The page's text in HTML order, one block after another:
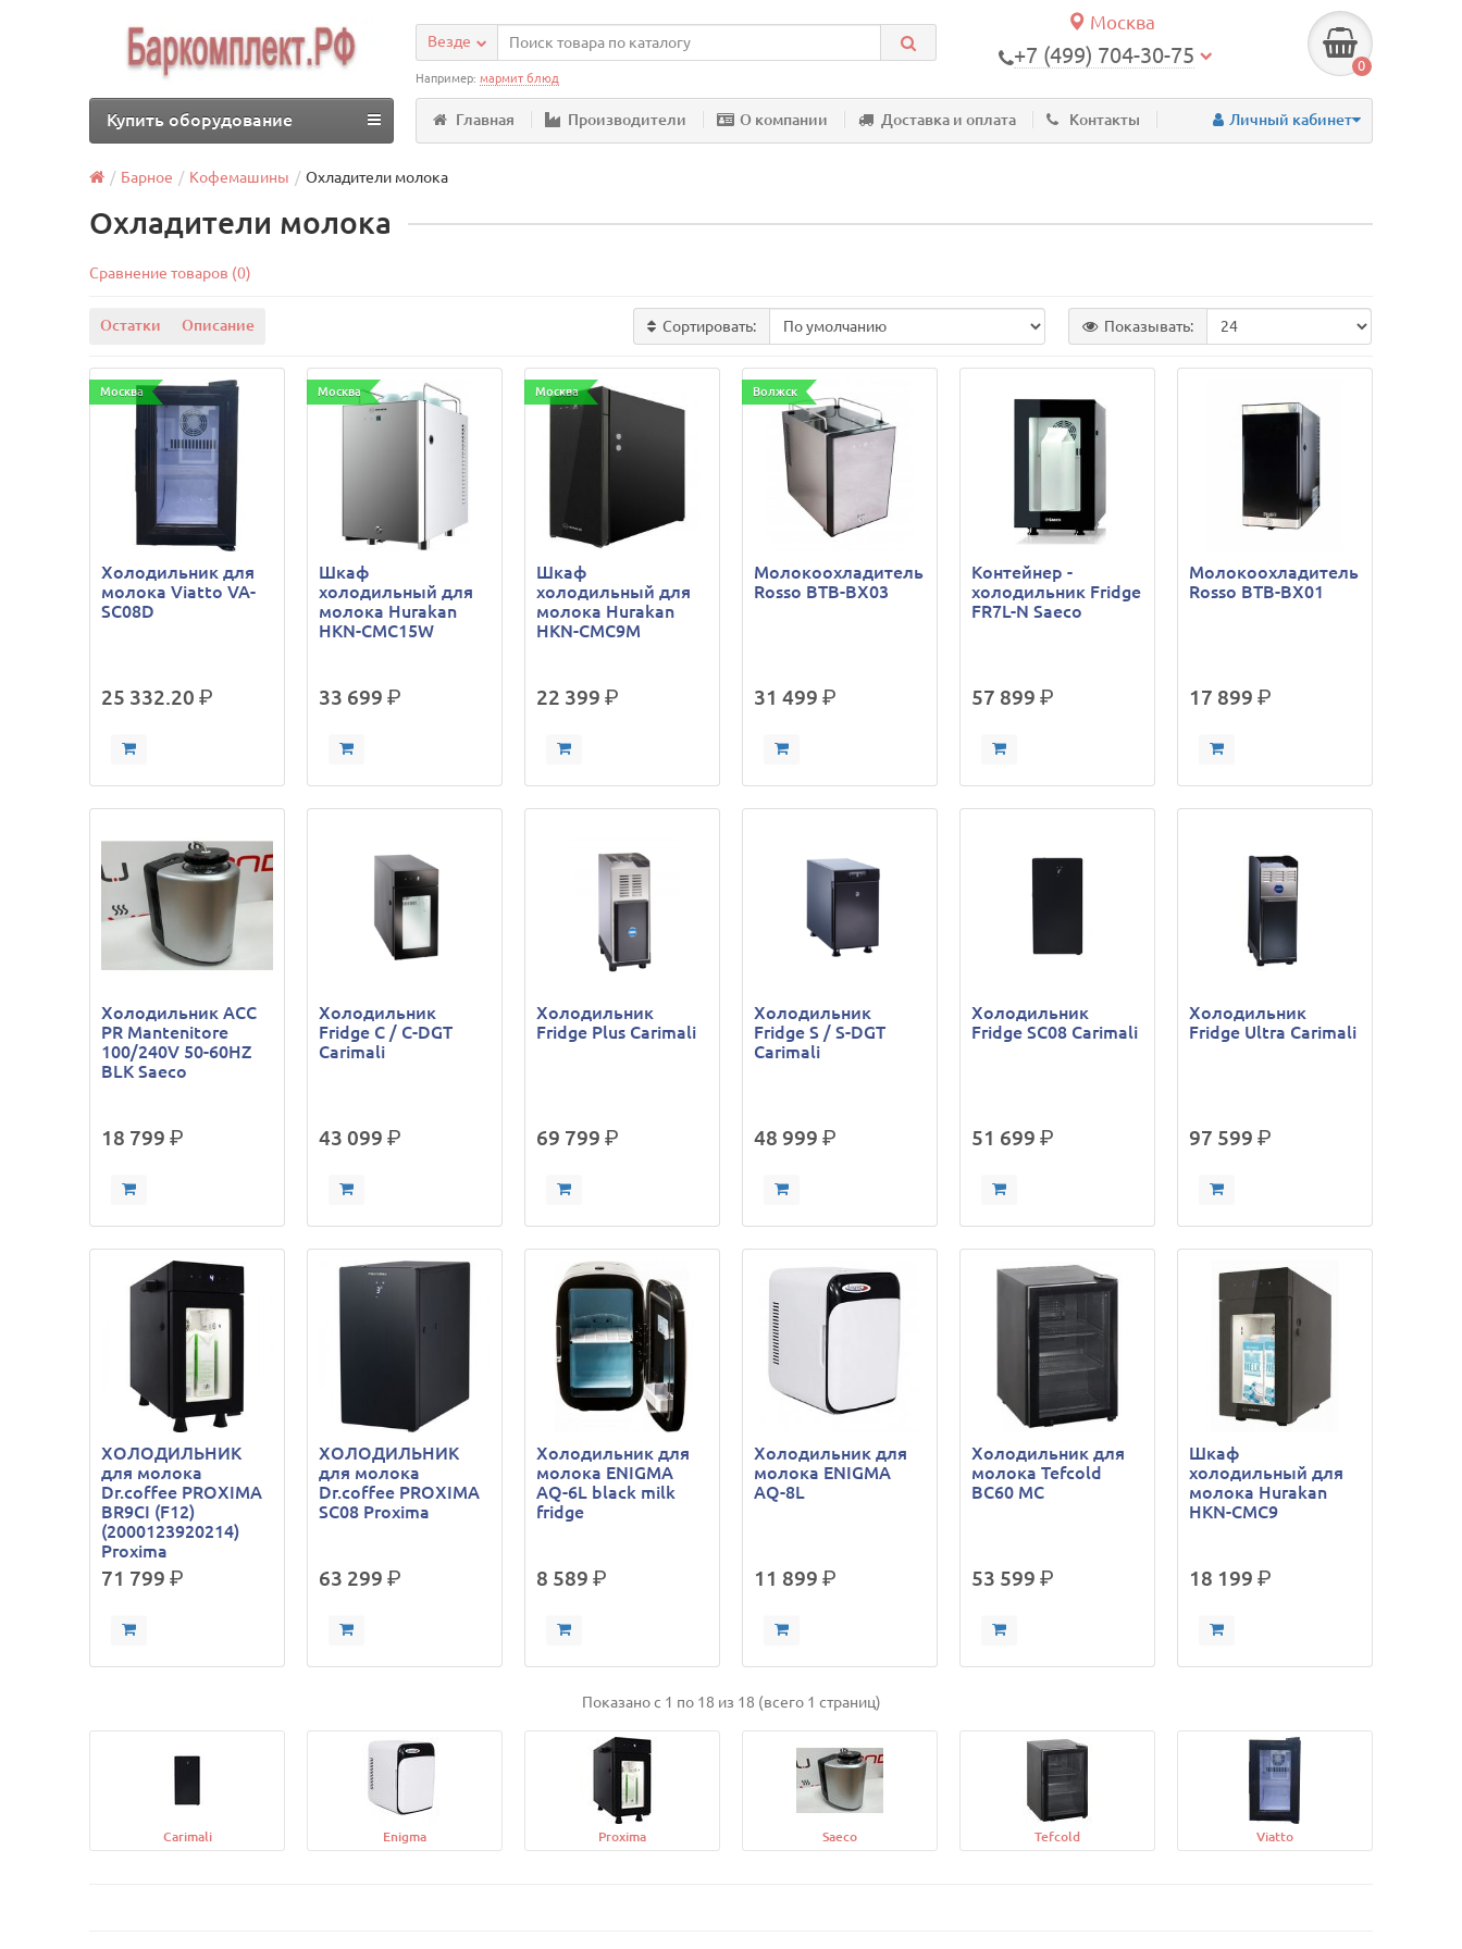
Москва
+7 (499) 704-30-75 0
Везде
Например:мармит блюд
Главная Производители О компании Доставка и оплата Контакты Личный кабинет
Купить оборудование
Барное Кофемашины Охладители молока
Охладители молока
Сравнение товаров (0)
Остатки Описание Сортировать: Показывать:
Москва
Холодильник для
молока Viatto VA-
SC08D
25 332.20р.
Москва
Шкаф
холодильный для
молока Hurakan
HKN-CMC15W
33 699р.
Москва
Шкаф
холодильный для
молока Hurakan
HKN-CMC9M
22 399р.
Волжск
Молокоохладитель
Rosso BTB-BX03
31 499 р.
Контейнер -
холодильник Fridge
FR7L-N Saeco
57 899 р.
Молокоохладитель
Rosso BTB-BX01
17 899 р.
Холодильник ACC
PR Mantenitore
100/240V 50-60HZ
BLK Saeco
18 799р.
Холодильник
Fridge C / C-DGT
Carimali
43 099р.
Холодильник
Fridge Plus Carimali
69 799р.
Холодильник
Fridge S / S-DGT
Carimali
48 999 р.
Холодильник
Fridge SC08 Carimali
51 699 р.
Холодильник
Fridge Ultra Carimali
97 599 р.
ХОЛОДИЛЬНИК
для молока
Dr.coffee PROXIMA
BR9CI (F12)
(2000123920214)
Proxima
71 799р.
ХОЛОДИЛЬНИК
для молока
Dr.coffee PROXIMA
SC08 Proxima
63 299р.
Холодильник для
молока ENIGMA
AQ-6L black milk
fridge
8 589р.
Холодильник для
молока ENIGMA
AQ-8L
11 899 р.
Холодильник для
молока Tefcold
BC60 MC
53 599 р.
Шкаф
холодильный для
молока Hurakan
HKN-CMC9
18 199 р.
Показано с 1 по 18 из 18 (всего 1 страниц)
Carimali Enigma Proxima Saeco Tefcold Viatto